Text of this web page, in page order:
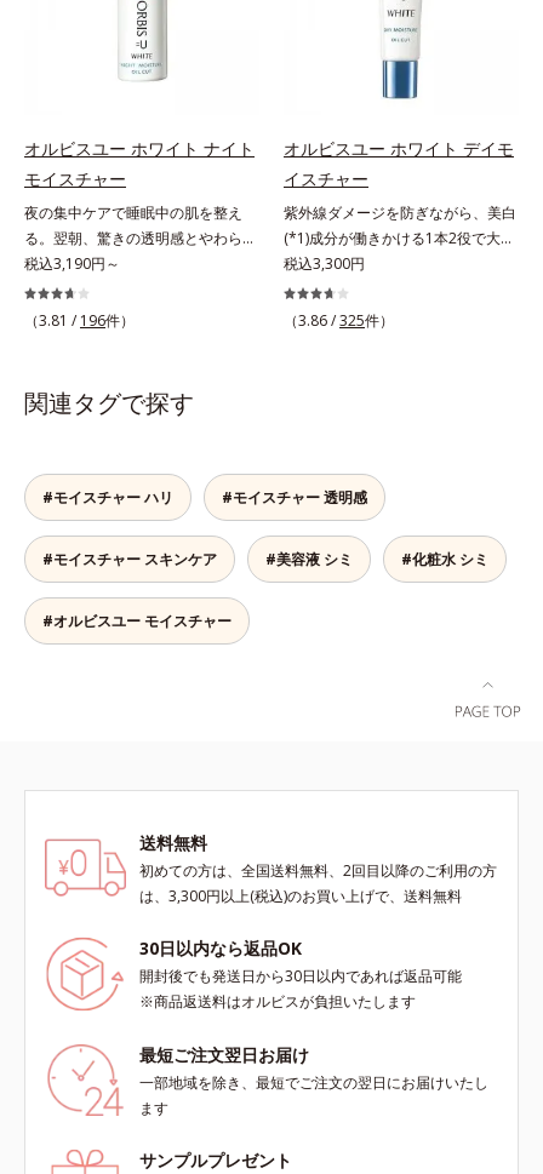
タイプ（普通肌～乾性肌）*1 γ－グ
ルタミン酸ポリペプチド、２－メタ
クリロイルオキシエチルホスホリル
コリン・メタクリル酸ブチル共重合
ミ・ソバカスを防ぐ*3 日本化粧品
業界で初めてメラニンの第三のルー
トに着目し、日本放射線影響学会第
53回大会で2010年10月に初めて発
表したこと*4 うるおいにより透明
感のある肌*5 うるおいによる*6 メ
ラノサイトまで*7 シミ・ソバカス
が肌表面にあらわれること*8 L-ア
透明感のなさなどの「面」での透明
感を阻害する原因を引き起こしてい
ることがわかりました。そこでオル
ビス ブライト シリーズは「メラニ
タミンC(*7)」を採用。肌奥(*6)まで
浸透し、シミやソバカスの原因とな
るメラニンの生成を食い止めます。
またオルビス独自成分の「ブライト
VCコンプレックス(*8)」が、透明感
を阻害する原因(*9)にアプローチし
ます。さらに肌表面のなめらかさや
みずみずしさをサポートするため
透明感を包括的にサポート。全方位
ケアのアプローチによって、肌本来
プ（脂性肌～普通肌）M＝しっとり
タイプ（普通肌～乾性肌）*1 シ
ミ・ソバカスが肌表面にあらわれる
こと*2 メラニンの生成を抑え、シ
ミ・ソバカスを防ぐ*3 うるおいに
よる透明感のある肌*4 日本化粧品
業界で初めてメラニンの第三のルー
ローチして、澄みわたる美肌を目指
します。*1 年齢を重ねた肌*2 メラ
ニンが過剰に生成する状態*3 メラ
ニンの生成を抑え、シミ・ソバカス
オルビスユー ホワイト ナイト
モイスチャー
夜の集中ケアで睡眠中の肌を整え
る。翌朝、驚きの透明感とやわらか
さを感じて。若々しく透明感のある
美肌を構成する要素と、年齢肌(*1)
のメラニン生成にアプローチして、
の理論を応用し、全方位的に肌の底
上げを図ります。さらに、シミと年
齢肌の“メラニンメタボ(*2)”にアプ
ローチして、澄みわたる美肌を目指
します。*1 年齢を重ねた肌*2 メラ
ニンが過剰に生成する状態
税込3,190円～
（3.81 / 196件）
オルビスユー ホワイト デイモ
イスチャー
紫外線ダメージを防ぎながら、美白
(*1)成分が働きかける1本2役で大人
の肌を守りぬく。若々しく透明感の
ある美肌を構成する要素と、年齢肌
(*2)のメラニン生成にアプローチし
な年齢肌の“メラニンメタボ(*3)”に
アプローチして、澄みわたる美肌を
目指します。*1 メラニンの生成を
抑え、シミ・ソバカスを防ぐ*2 年
税込3,300円
（3.86 /325件）
関連タグで探す
#モイスチャー ハリ #モイスチャー 透明感
#モイスチャー スキンケア #美容液 シミ #化粧水 シミ
#オルビスユー モイスチャー
送料無料
初めての方は、全国送料無料、2回目以降のご利用の方
は、3,300円以上(税込)のお買い上げで、送料無料
30日以内なら返品OK
開封後でも発送日から30日以内であれば返品可能
※商品返送料はオルビスが負担いたします
最短ご注文翌日お届け
一部地域を除き、最短でご注文の翌日にお届けいたし
ます
サンプルプレゼント